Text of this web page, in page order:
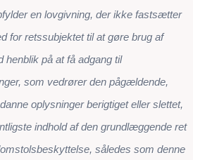
en lovgivning, der ikke fastsætter
for retssubjektet til at gøre brug af
henblik på at få adgang til
som vedrører den pågældende,
oplysninger berigtiget eller slettet,
indhold af den grundlæggende ret
således som denne